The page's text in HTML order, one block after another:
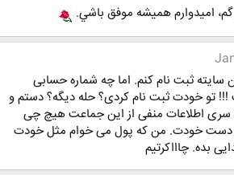
اميدوارم هميشه موفق باشي.
سایته ثبت نام کنم. اما چه شماره حسابی
تو خودت ثبت نام کردی؟ حله دیگه؟ دستم و
سری اطلاعات منفی از این جماعت هیچ چی
دست خودت. من که پول می خوام مثل خودت
بده. چاااکرتیم